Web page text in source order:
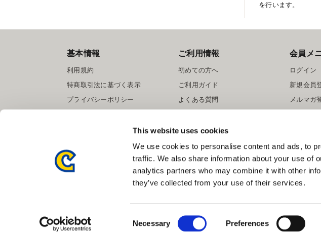
This website uses cookies
We use cookies to personalise content and ads, to
traffic. We also share information about your use of
analytics partners who may combine it with other
they’ve collected from your use of their services.
Selection
Necessary Preferences
を行います。
基本情報
利用規約
特商取引法に基づく表示
プライバシーポリシー
ご利用情報
初めての方へ
ご利用ガイド
よくある質問
提携サイト募集
会員メ
ログイン
新規会員
メルマガ
スマー